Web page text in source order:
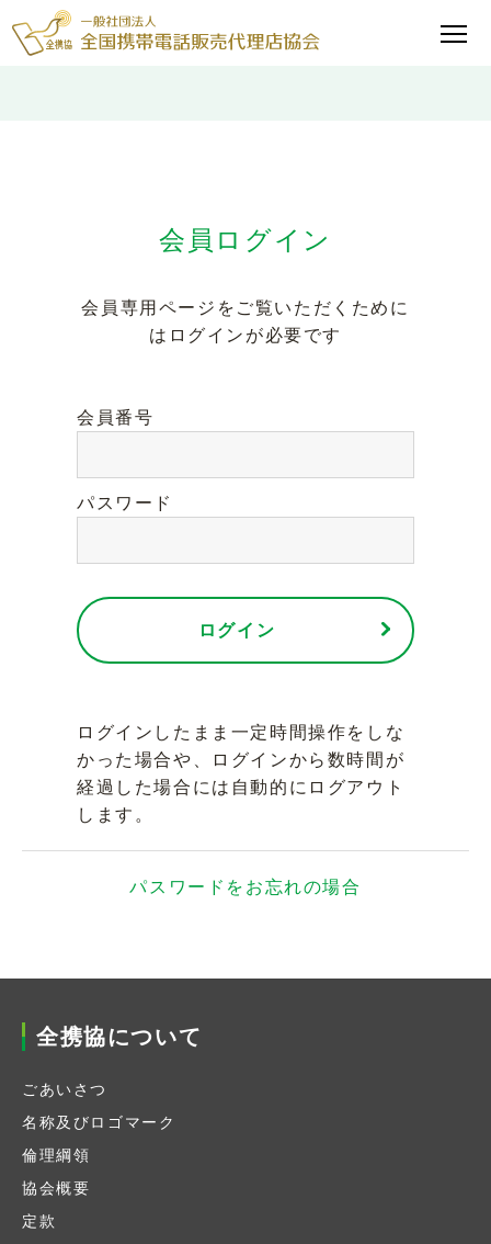
会員ログイン
会員専用ページをご覧いただくために
はログインが必要です
会員番号
パスワード
ログイン
ログインしたまま一定時間操作をしな
かった場合や、ログインから数時間が
経過した場合には自動的にログアウト
します。
パスワードをお忘れの場合
全携協について
ごあいさつ
名称及びロゴマーク
倫理綱領
協会概要
定款